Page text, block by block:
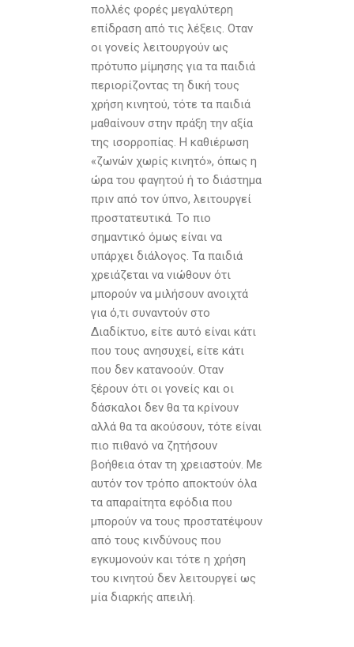
πολλές φορές μεγαλύτερη
επίδραση από τις λέξεις. Οταν
οι γονείς λειτουργούν ως
πρότυπο μίμησης για τα παιδιά
περιορίζοντας τη δική τους
χρήση κινητού, τότε τα παιδιά
μαθαίνουν στην πράξη την αξία
της ισορροπίας. Η καθιέρωση
«ζωνών χωρίς κινητό», όπως η
ώρα του φαγητού ή το διάστημα
πριν από τον ύπνο, λειτουργεί
προστατευτικά. Το πιο
σημαντικό όμως είναι να
υπάρχει διάλογος. Τα παιδιά
χρειάζεται να νιώθουν ότι
μπορούν να μιλήσουν ανοιχτά
για ό,τι συναντούν στο
Διαδίκτυο, είτε αυτό είναι κάτι
που τους ανησυχεί, είτε κάτι
που δεν κατανοούν. Οταν
ξέρουν ότι οι γονείς και οι
δάσκαλοι δεν θα τα κρίνουν
αλλά θα τα ακούσουν, τότε είναι
πιο πιθανό να ζητήσουν
βοήθεια όταν τη χρειαστούν. Με
αυτόν τον τρόπο αποκτούν όλα
τα απαραίτητα εφόδια που
μπορούν να τους προστατέψουν
από τους κινδύνους που
εγκυμονούν και τότε η χρήση
του κινητού δεν λειτουργεί ως
μία διαρκής απειλή.